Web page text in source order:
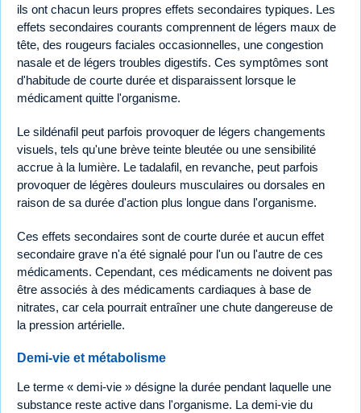
ils ont chacun leurs propres effets secondaires typiques. Les
effets secondaires courants comprennent de légers maux de
tête, des rougeurs faciales occasionnelles, une congestion
nasale et de légers troubles digestifs. Ces symptômes sont
d'habitude de courte durée et disparaissent lorsque le
médicament quitte l'organisme.
Le sildénafil peut parfois provoquer de légers changements
visuels, tels qu'une brève teinte bleutée ou une sensibilité
accrue à la lumière. Le tadalafil, en revanche, peut parfois
provoquer de légères douleurs musculaires ou dorsales en
raison de sa durée d'action plus longue dans l'organisme.
Ces effets secondaires sont de courte durée et aucun effet
secondaire grave n'a été signalé pour l'un ou l'autre de ces
médicaments. Cependant, ces médicaments ne doivent pas
être associés à des médicaments cardiaques à base de
nitrates, car cela pourrait entraîner une chute dangereuse de
la pression artérielle.
Demi-vie et métabolisme
Le terme « demi-vie » désigne la durée pendant laquelle une
substance reste active dans l'organisme. La demi-vie du